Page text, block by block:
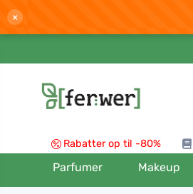
×
Rabatter op til -80%
Parfumer Makeup